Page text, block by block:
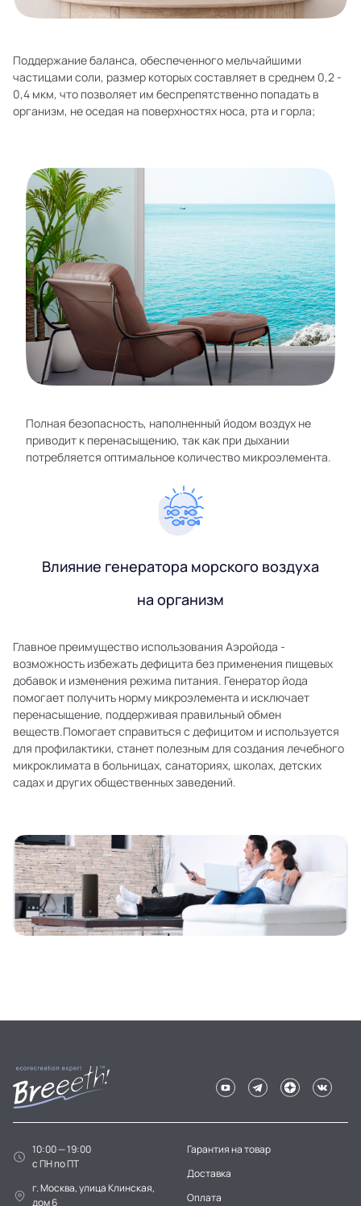
Поддержание баланса, обеспеченного мельчайшими
частицами соли, размер которых составляет в среднем 0,2 -
0,4 мкм, что позволяет им беспрепятственно попадать в
организм, не оседая на поверхностях носа, рта и горла;
Полная безопасность, наполненный йодом воздух не
приводит к перенасыщению, так как при дыхании
потребляется оптимальное количество микроэлемента.
Влияние генератора морского воздуха
на организм
Главное преимущество использования Аэройода -
возможность избежать дефицита без применения пищевых
добавок и изменения режима питания. Генератор йода
помогает получить норму микроэлемента и исключает
перенасыщение, поддерживая правильный обмен
веществ.Помогает справиться с дефицитом и используется
для профилактики, станет полезным для создания лечебного
микроклимата в больницах, санаториях, школах, детских
садах и других общественных заведений.
10:00 — 19:00
c ПН по ПТ
г. Москва, улица Клинская,
дом 6
Гарантия на товар
Доставка
Оплата